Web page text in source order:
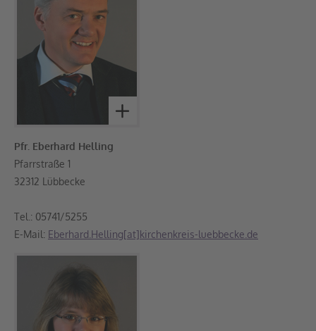
Pfr. Eberhard Helling
Pfarrstraße 1
32312 Lübbecke
Tel.: 05741/5255
E-Mail: Eberhard.Helling[at]kirchenkreis-luebbecke.de